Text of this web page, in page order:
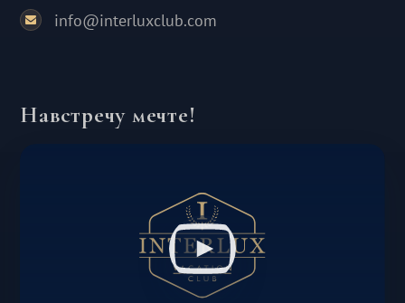
info@interluxclub.com
Навстречу мечте!